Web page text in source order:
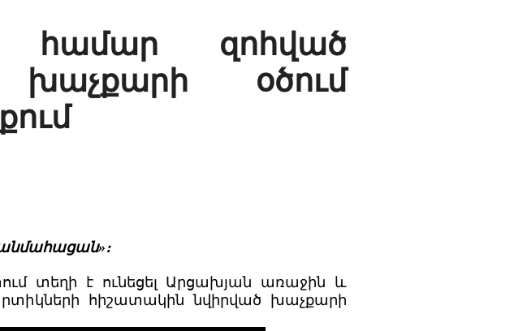
համար զոհված
խաչքարի օծում
տեղի է ունեցել Արցախյան առաջին և
հիշատակին նվիրված խաչքարի